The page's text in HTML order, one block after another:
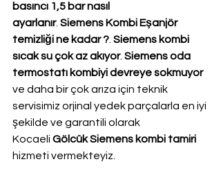
basıncı 1,5 bar nasıl
ayarlanır. Siemens Kombi Eşanjör
temizliği ne kadar ? Siemens kombi
sıcak su çok az akıyor. Siemens oda
termostatı kombiyi devreye sokmuyor
ve daha bir çok arıza için teknik
servisimiz orjinal yedek parçalarla en iyi
şekilde ve garantili olarak
Kocaeli Gölcük Siemens kombi tamiri
hizmeti vermekteyiz.